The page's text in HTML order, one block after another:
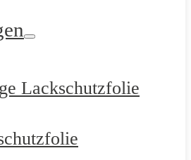
Lackschutzfolie